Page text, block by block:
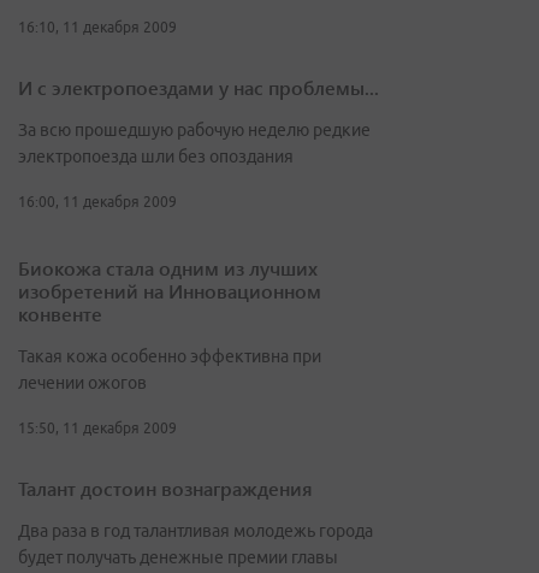
16:10, 11 декабря 2009
И с электропоездами у нас проблемы...
За всю прошедшую рабочую неделю редкие
электропоезда шли без опоздания
16:00, 11 декабря 2009
Биокожа стала одним из лучших
изобретений на Инновационном
конвенте
Такая кожа особенно эффективна при
лечении ожогов
15:50, 11 декабря 2009
Талант достоин вознаграждения
Два раза в год талантливая молодежь города
будет получать денежные премии главы